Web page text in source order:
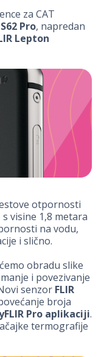
za CAT
S62 Pro, napredan
Lepton
otpornosti
visine 1,8 metara
na vodu,
i slično.
obradu slike
i povezivanje
senzor FLIR
broja
Pro aplikaciji.
termografije